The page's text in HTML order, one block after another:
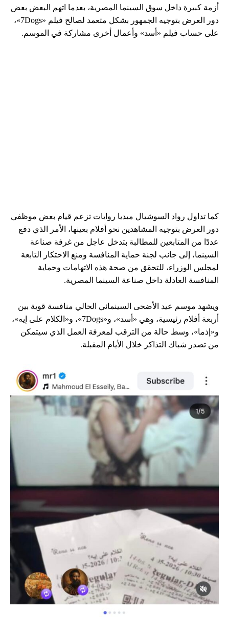
أزمة كبيرة داخل سوق السينما المصرية، بعدما اتهم البعض بعض
دور العرض بتوجيه الجمهور بشكل متعمد لصالح فيلم «7Dogs»،
على حساب فيلم «أسد» وأعمال أخرى مشاركة في الموسم.
كما تداول رواد السوشيال ميديا روايات تزعم قيام بعض موظفي
دور العرض بتوجيه المشاهدين نحو أفلام بعينها، الأمر الذي دفع
عددًا من المتابعين للمطالبة بتدخل عاجل من غرفة صناعة
السينما، إلى جانب لجنة حماية المنافسة ومنع الاحتكار التابعة
لمجلس الوزراء، للتحقق من صحة هذه الاتهامات وحماية
المنافسة العادلة داخل صناعة السينما المصرية.
ويشهد موسم عيد الأضحى السينمائي الحالي منافسة قوية بين
أربعة أفلام رئيسية، وهي «أسد»، و«7Dogs»، و«الكلام على إيه»،
و«إذما»، وسط حالة من الترقب لمعرفة العمل الذي سيتمكن
من تصدر شباك التذاكر خلال الأيام المقبلة.